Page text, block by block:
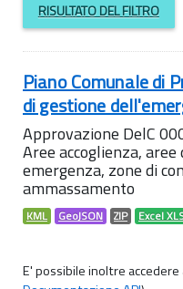
RISULTATO DEL FILTRO
Piano Comunale di
di gestione
Approvazione DelC
Aree accoglienza,
emergenza, zone di
ammassamento
KML GeoJSON ZIP Excel
E' possibile inoltre